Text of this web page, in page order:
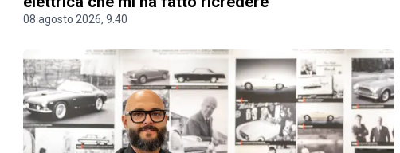
08 agosto 2026, 9.40